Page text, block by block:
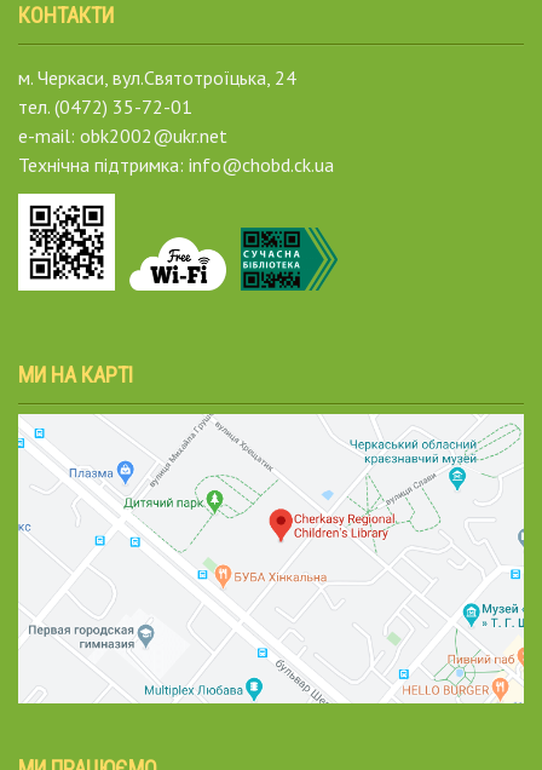
КОНТАКТИ
м. Черкаси, вул.Святотроїцька, 24
тел. (0472) 35-72-01
e-mail: obk2002@ukr.net
Технічна підтримка: info@chobd.ck.ua
МИ НА КАРТІ